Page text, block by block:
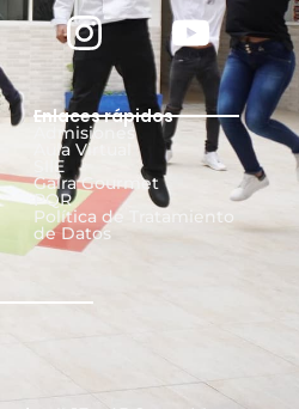
Enlaces rápidos
Admisiones
Aula Virtual
SIIE
Gaira Gourmet
PQR
Política de Tratamiento
de Datos